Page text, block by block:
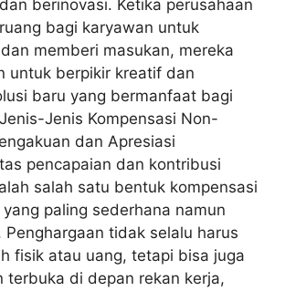
berinovasi. Ketika perusahaan
bagi karyawan untuk
memberi masukan, mereka
untuk berpikir kreatif dan
baru yang bermanfaat bagi
Jenis Kompensasi Non-
dan Apresiasi
pencapaian dan kontribusi
salah satu bentuk kompensasi
paling sederhana namun
Penghargaan tidak selalu harus
fisik atau uang, tetapi bisa juga
terbuka di depan rekan kerja,